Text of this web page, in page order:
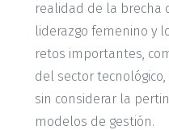
realidad de la brecha
liderazgo femenino y
retos importantes,
del sector
sin considerar la
modelos de gestión.